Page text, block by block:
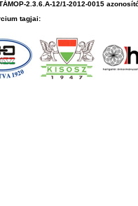
2.3.6.A-12/1-2012-0015
tagjai: